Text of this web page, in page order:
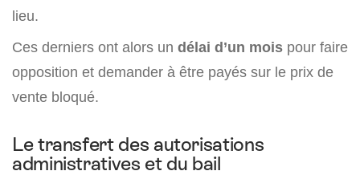
lieu.
Ces derniers ont alors un délai d’un mois pour faire
opposition et demander à être payés sur le prix de
vente bloqué.
Le transfert des autorisations
administratives et du bail